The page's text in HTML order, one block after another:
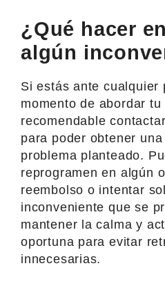
¿Qué hacer
algún
Si estás ante cualquier
momento de abordar
recomendable
para poder obtener
problema planteado.
reprogramen en algún
reembolso o intentar
inconveniente que se
mantener la calma y
oportuna para evitar
innecesarias.